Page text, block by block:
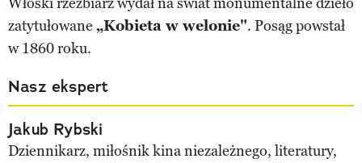
zatytułowane „Kobieta w welonie". Posąg powstał
w 1860 roku.
Nasz ekspert
Jakub Rybski
Dziennikarz, miłośnik kina niezależnego, literatury,